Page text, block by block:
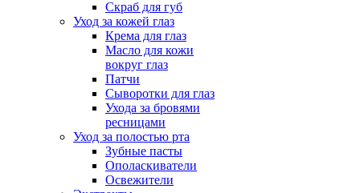
Скраб для губ
Уход за кожей глаз
Крема для глаз
Масло для кожи
вокруг глаз
Патчи
Сыворотки для глаз
Ухода за бровями
ресницами
Уход за полостью рта
Зубные пасты
Ополаскиватели
Освежители